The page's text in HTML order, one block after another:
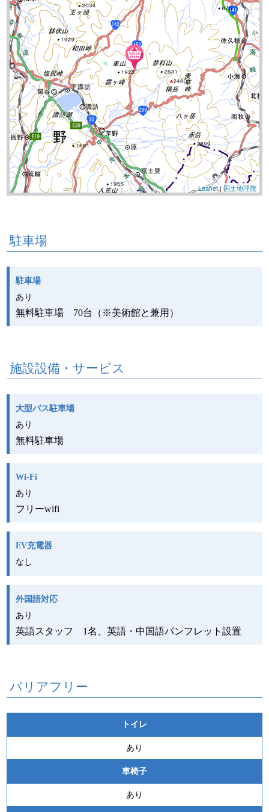
Leaflet|国土地理院
駐車場
駐車場
あり
無料駐車場 70台（※美術館と兼用）
施設設備・サービス
大型バス駐車場
あり
無料駐車場
Wi-Fi
あり
フリーwifi
EV充電器
なし
外国語対応
あり
英語スタッフ 1名、英語・中国語パンフレット設置
バリアフリー
トイレ
あり
車椅子
あり